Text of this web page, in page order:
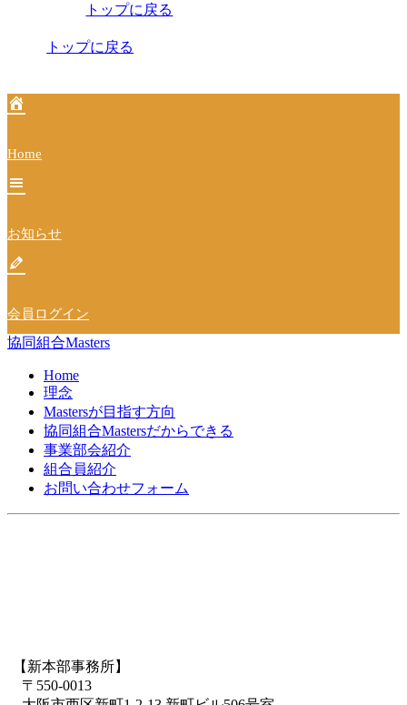
ー
ョ
ン
トップに戻る
トップに戻る
Home
お知らせ
会員ログイン
協同組合Masters
Home
理念
Mastersが目指す方向
協同組合Mastersだからできる
事業部会紹介
組合員紹介
お問い合わせフォーム
【新本部事務所】
〒550-0013